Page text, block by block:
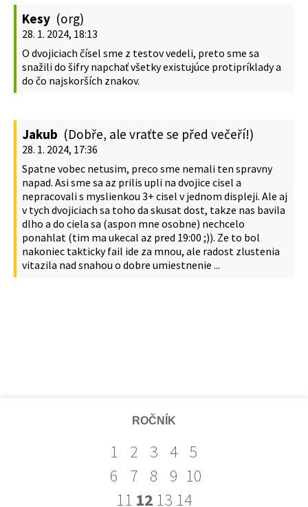
Kesy (org)
28. 1. 2024, 18:13
O dvojiciach čísel sme z testov vedeli, preto sme sa
snažili do šifry napchať všetky existujúce protipríklady a
do čo najskorších znakov.
Jakub (Dobře, ale vraťte se před večeří!)
28. 1. 2024, 17:36
Spatne vobec netusim, preco sme nemali ten spravny
napad. Asi sme sa az prilis upli na dvojice cisel a
nepracovali s myslienkou 3+ cisel v jednom displeji. Ale aj
v tych dvojiciach sa toho da skusat dost, takze nas bavila
dlho a do ciela sa (aspon mne osobne) nechcelo
ponahlat (tim ma ukecal az pred 19:00 ;)). Ze to bol
nakoniec takticky fail ide za mnou, ale radost zlustenia
vitazila nad snahou o dobre umiestnenie ...
ROČNÍK
1 2 3 4 5
6
7 8 9 10
11 12 13 14